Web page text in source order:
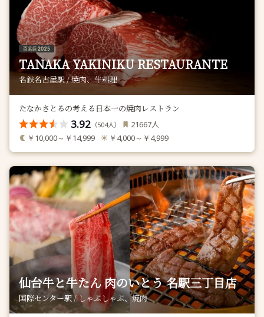
TANAKA YAKINIKU RESTAURANTE
名鉄名古屋駅 / 焼肉、牛料理
たなかさとるの考える日本一の焼肉レストラン
3.92 （504人） 21667人
￥10,000～￥14,999 ￥4,000～￥4,999
仙台牛と牛たん 肉のいとう 名駅三丁目店
国際センター駅 / しゃぶしゃぶ、焼肉